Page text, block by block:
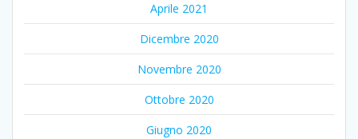
Aprile 2021
Dicembre 2020
Novembre 2020
Ottobre 2020
Giugno 2020